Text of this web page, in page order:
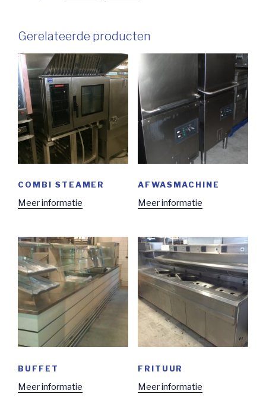
Gerelateerde producten
COMBI STEAMER
Meer informatie
AFWASMACHINE
Meer informatie
BUFFET
Meer informatie
FRITUUR
Meer informatie